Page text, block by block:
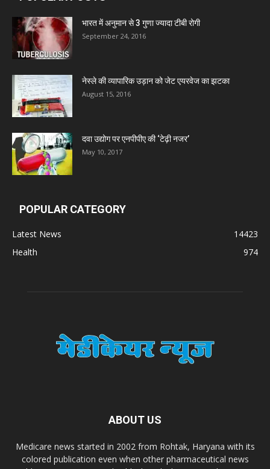
भारत में अनुमान से 3 गुणा ज्यादा टीबी रोगी
September 24, 2016
नेस्ले की व्यापारिक उड़ान को जेट एयरवेज का झटका
August 15, 2016
दवा उद्योग पर एनपीपीए की ‘टेढ़ी नजर’
May 10, 2017
POPULAR CATEGORY
Latest News
14423
Health
974
ABOUT US
Medicare news started in 2002 from Rohtak, Haryana with its
colored publication even when other pharmaceutical news